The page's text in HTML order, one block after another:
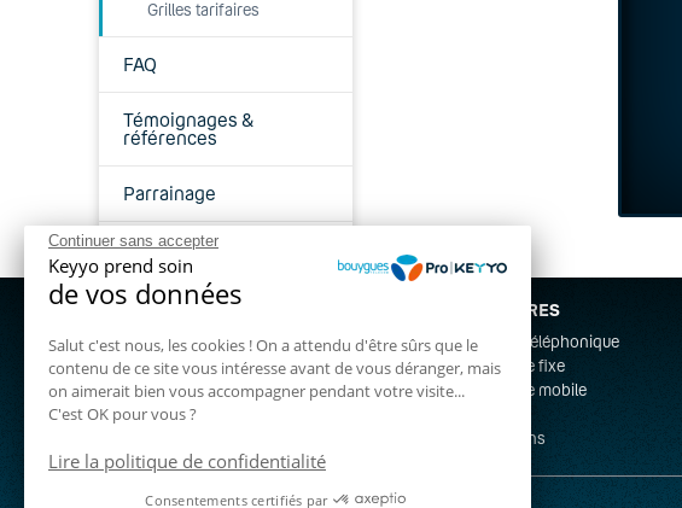
Continuer sans accepter
Keyyo prend soin
de vos données
Salut c'est nous, les cookies ! On a attendu d'être sûrs que le
contenu de ce site vous intéresse avant de vous déranger, mais
on aimerait bien vous accompagner pendant votre visite...
C'est OK pour vous ?
Lire la politique de confidentialité
Consentements certifiés par
Grilles tarifaires
FAQ
Témoignages &
références
Parrainage
Keyyo recrute
Nous contacter gratuitement au :
03 72 72 59 00
Un projet ? Contactez-nous !
NOS OFFRES
Standard téléphonique
Téléphonie fixe
Téléphonie mobile
Vos besoins